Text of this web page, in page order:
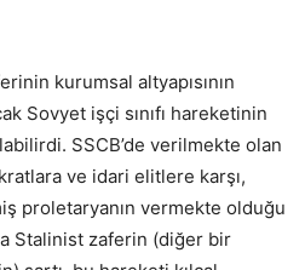
kurumsal altyapısının
Sovyet işçi sınıfı hareketinin
SSCB’de verilmekte olan
ve idari elitlere karşı,
proletaryanın vermekte olduğu
Stalinist zaferin (diğer bir